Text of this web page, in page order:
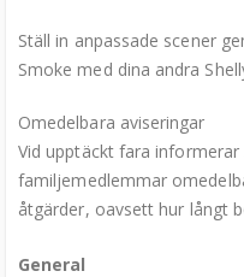
Ställ in anpassade scener
Smoke med dina andra
Omedelbara aviseringar
Vid upptäckt fara informerar
familjemedlemmar
åtgärder, oavsett hur långt
General